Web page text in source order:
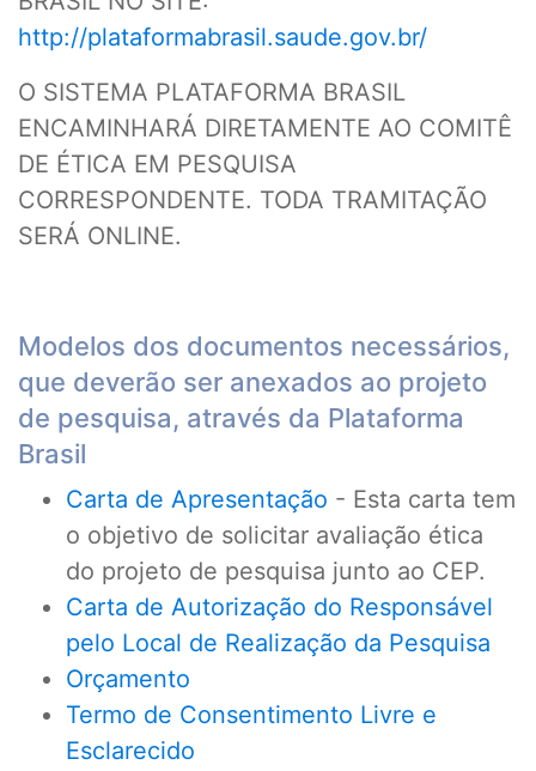
http://plataformabrasil.saude.gov.br/
O SISTEMA PLATAFORMA BRASIL
ENCAMINHARÁ DIRETAMENTE AO COMITÊ
DE ÉTICA EM PESQUISA
CORRESPONDENTE. TODA TRAMITAÇÃO
SERÁ ONLINE.
Modelos dos documentos necessários,
que deverão ser anexados ao projeto
de pesquisa, através da Plataforma
Brasil
Carta de Apresentação - Esta carta tem
o objetivo de solicitar avaliação ética
do projeto de pesquisa junto ao CEP.
Carta de Autorização do Responsável
pelo Local de Realização da Pesquisa
Orçamento
Termo de Consentimento Livre e
Esclarecido